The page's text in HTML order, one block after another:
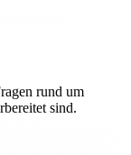
rund um
sind.